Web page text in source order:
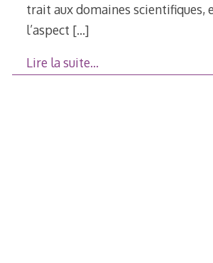
trait aux domaines scientifiques,
l’aspect […]
Lire la suite…